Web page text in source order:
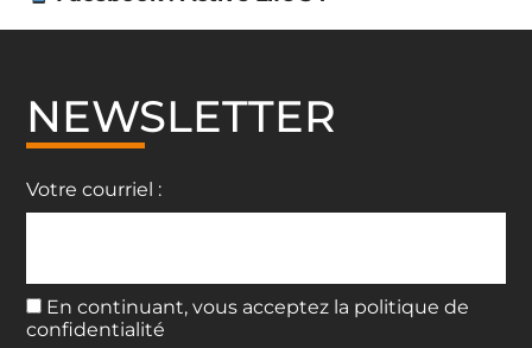
NEWSLETTER
Votre courriel :
En continuant, vous acceptez la politique de
confidentialité